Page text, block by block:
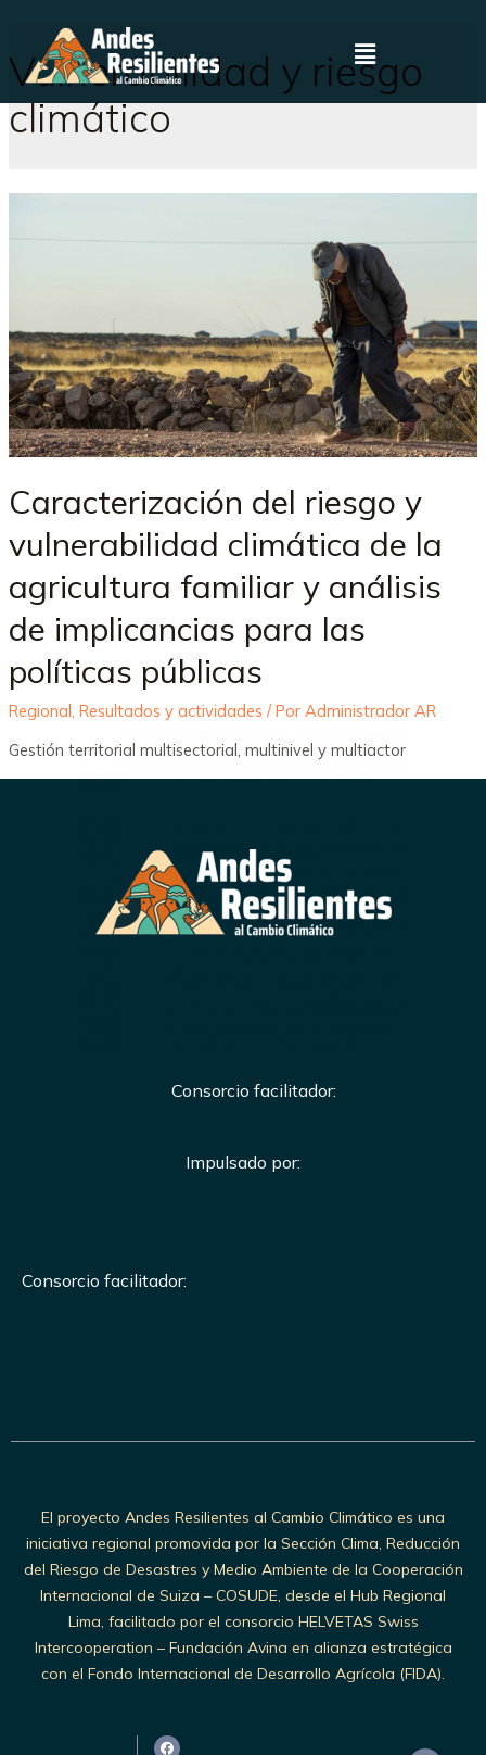
Vulnerabilidad y riesgo
climático
Caracterización del riesgo y
vulnerabilidad climática de la
agricultura familiar y análisis
de implicancias para las
políticas públicas
Regional Resultados y actividades / Por Administrador AR
Gestión territorial multisectorial, multinivel y multiactor
Consorcio facilitador:
Impulsado por:
Consorcio facilitador:
El proyecto Andes Resilientes al Cambio Climático es una
iniciativa regional promovida por la Sección Clima, Reducción
del Riesgo de Desastres y Medio Ambiente de la Cooperación
Internacional de Suiza – COSUDE, desde el Hub Regional
Lima, facilitado por el consorcio HELVETAS Swiss
Intercooperation – Fundación Avina en alianza estratégica
con el Fondo Internacional de Desarrollo Agrícola (FIDA).